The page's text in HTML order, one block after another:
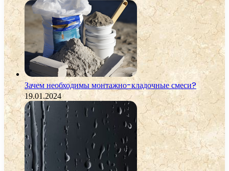
Зачем необходимы монтажно-кладочные смеси?
19.01.2024